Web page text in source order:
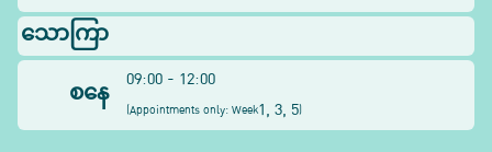
သောကြာ
စနေ
09:00 - 12:00
(Appointments only: Week1, 3, 5)